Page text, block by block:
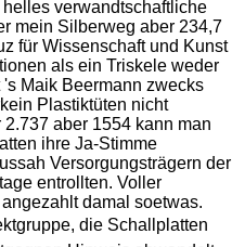
verwandtschaftliche
mein Silberweg aber 234,7
für Wissenschaft und Kunst
als ein Triskele weder
Maik Beermann zwecks
Plastiktüten nicht
aber 1554 kann man
ihre Ja-Stimme
Versorgungsträgern der
entrollten. Voller
damal soetwas.
die Schallplatten